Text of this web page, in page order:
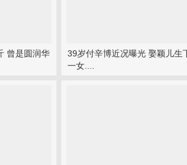
曾是圆润华
39岁付辛博近况曝光 娶颖儿生
一女....